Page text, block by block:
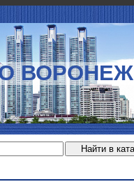
ВОРОНЕЖ